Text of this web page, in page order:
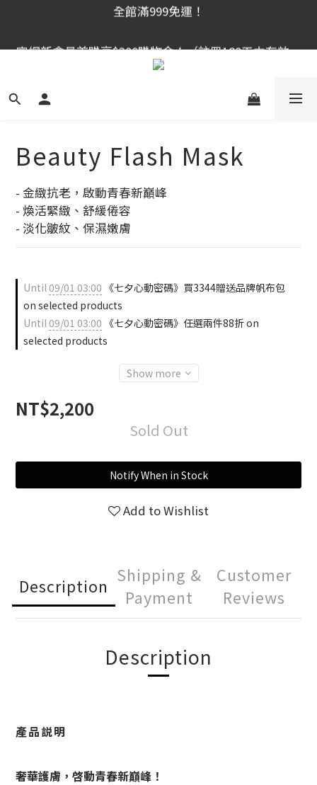
官網新會員首購享$300購物金！（註冊180天内有效，
官網新會員首購享$300購物金！（註冊180天内有效，
全館滿999免運！
Beauty Flash Mask
- 金緻抗老，啟動青春新巔峰
- 煥活緊緻、舒緩倦容
- 淡化皺紋、保濕嫩膚
Until09/01 03:00 《七夕心動密碼》買3344贈送品牌帆布包
on selected products
Until09/01 03:00 《七夕心動密碼》任選兩件88折 on
selected products
Show more
NT$2,200
Sold Out
Notify When in Stock
Add to Wishlist
Description
Shipping &
Payment
Customer
Reviews
Description
產品説明
奢華護膚，啓動青春新巔峰！